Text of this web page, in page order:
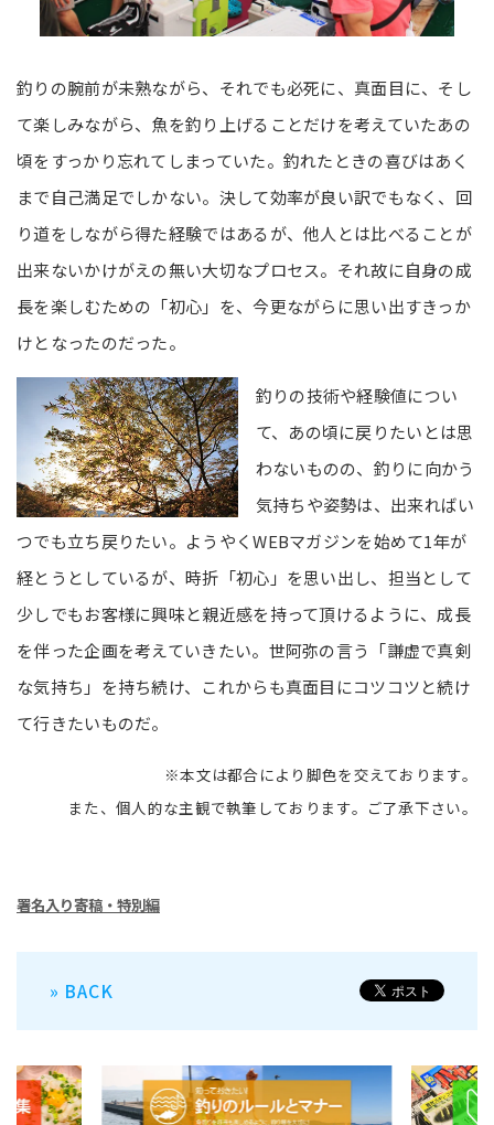
釣りの腕前が未熟ながら、それでも必死に、真面目に、そし
て楽しみながら、魚を釣り上げることだけを考えていたあの
頃をすっかり忘れてしまっていた。釣れたときの喜びはあく
まで自己満足でしかない。決して効率が良い訳でもなく、回
り道をしながら得た経験ではあるが、他人とは比べることが
出来ないかけがえの無い大切なプロセス。それ故に自身の成
長を楽しむための「初心」を、今更ながらに思い出すきっか
けとなったのだった。
釣りの技術や経験値につい
て、あの頃に戻りたいとは思
わないものの、釣りに向かう
気持ちや姿勢は、出来ればい
つでも立ち戻りたい。ようやくWEBマガジンを始めて1年が
経とうとしているが、時折「初心」を思い出し、担当として
少しでもお客様に興味と親近感を持って頂けるように、成長
を伴った企画を考えていきたい。世阿弥の言う「謙虚で真剣
な気持ち」を持ち続け、これからも真面目にコツコツと続け
て行きたいものだ。
※本文は都合により脚色を交えております。
また、個人的な主観で執筆しております。ご了承下さい。
署名入り寄稿・特別編
» BACK